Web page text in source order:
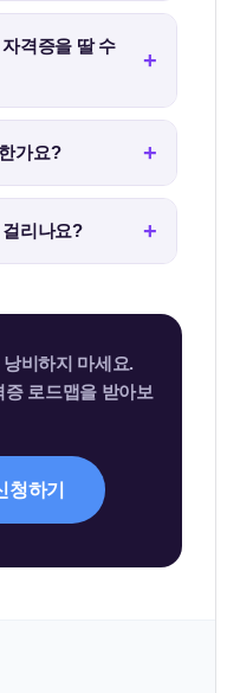
년부터 폐지되어
직무라면 전자기
. 인터넷의 옛 정보
격증을 딸 수
106학점(산업기사
갖출 수 있습니다.
가요?
1~2개가 핵심입니
하면 오히려 직무
리나요?
비하지 마세요.
로드맵을 받아보
청하기